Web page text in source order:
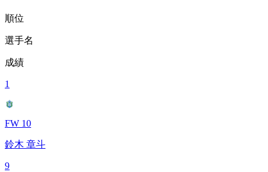
順位
選手名
成績
1
FW 10
鈴木 章斗
9